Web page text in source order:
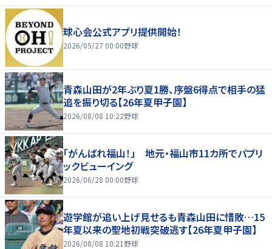
球心会公式アプリ提供開始！
2026/05/27 00:00野球
青森山田が2年ぶり夏1勝、序盤6得点で相手の猛
追を振り切る【26年夏甲子園】
2026/08/08 10:22野球
「がんばれ福山！」 地元・福山市11カ所でパブリ
ックビューイング
2026/06/28 00:00野球
遊学館が追い上げ見せるも青森山田に惜敗…15
年夏以来の聖地初戦突破逃す【26年夏甲子園】
2026/08/08 10:21 野球